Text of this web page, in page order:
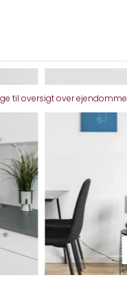
til oversigt over ejendomme